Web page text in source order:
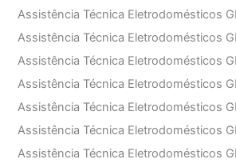
Assistência Técnica Eletrodomésticos
Assistência Técnica Eletrodomésticos
Assistência Técnica Eletrodomésticos
Assistência Técnica Eletrodomésticos
Assistência Técnica Eletrodomésticos
Assistência Técnica Eletrodomésticos
Assistência Técnica Eletrodomésticos